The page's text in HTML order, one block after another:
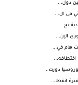
فى ال...
نح...
الإن...
هام في...
اختطافه...
دورت...
انقطا...